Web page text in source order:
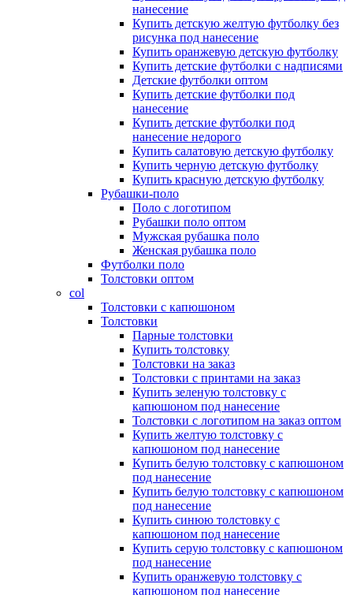
нанесение
Купить детскую желтую футболку без
рисунка под нанесение
Купить оранжевую детскую футболку
Купить детские футболки с надписями
Детские футболки оптом
Купить детские футболки под
нанесение
Купить детские футболки под
нанесение недорого
Купить салатовую детскую футболку
Купить черную детскую футболку
Купить красную детскую футболку
Рубашки-поло
Поло с логотипом
Рубашки поло оптом
Мужская рубашка поло
Женская рубашка поло
Футболки поло
Толстовки оптом
col
Толстовки с капюшоном
Толстовки
Парные толстовки
Купить толстовку
Толстовки на заказ
Толстовки с принтами на заказ
Купить зеленую толстовку с
капюшоном под нанесение
Толстовки с логотипом на заказ оптом
Купить желтую толстовку с
капюшоном под нанесение
Купить белую толстовку с капюшоном
под нанесение
Купить белую толстовку с капюшоном
под нанесение
Купить синюю толстовку с
капюшоном под нанесение
Купить серую толстовку с капюшоном
под нанесение
Купить оранжевую толстовку с
капюшоном под нанесение